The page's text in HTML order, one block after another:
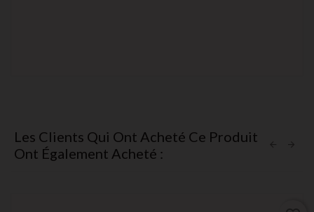
Les Clients Qui Ont Acheté Ce Produit
Ont Également Acheté :